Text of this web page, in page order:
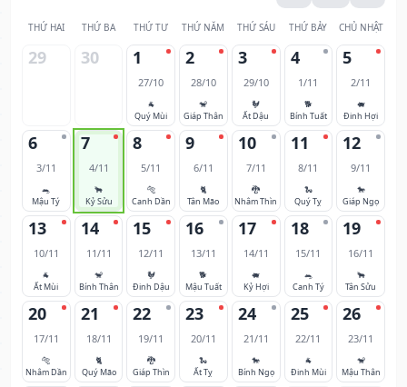
THỨ HAI THỨ BA THỨ TƯ THỨ NĂM THỨ SÁU THỨ BẢY CHỦ NHẬT
29 30 1
27/10
🐐
Quý Mùi
2
28/10
🐒
Giáp Thân
3
29/10
🐓
Ất Dậu
4
1/11
🐕
Bính Tuất
5
2/11
🐖
Đinh Hợi
6
3/11
🐀
Mậu Tý
7
4/11
🐂
Kỷ Sửu
8
5/11
🐅
Canh Dần
9
6/11
🐈
Tân Mão
10
7/11
🐉
Nhâm Thìn
11
8/11
🐍
Quý Tỵ
12
9/11
🐎
Giáp Ngọ
13
10/11
🐐
Ất Mùi
14
11/11
🐒
Bính Thân
15
12/11
🐓
Đinh Dậu
16
13/11
🐕
Mậu Tuất
17
14/11
🐖
Kỷ Hợi
18
15/11
🐀
Canh Tý
19
16/11
🐂
Tân Sửu
20
17/11
🐅
Nhâm Dần
21
18/11
🐈
Quý Mão
22
19/11
🐉
Giáp Thìn
23
20/11
🐍
Ất Tỵ
24
21/11
🐎
Bính Ngọ
25
22/11
🐐
Đinh Mùi
26
23/11
🐒
Mậu Thân